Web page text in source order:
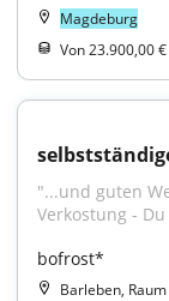
Magdeburg
Von 23.900,00
"...und guten
Verkostung -
bofrost*
Barleben, Raum